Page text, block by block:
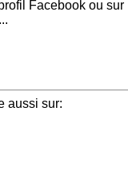
Facebook ou sur
aussi sur: